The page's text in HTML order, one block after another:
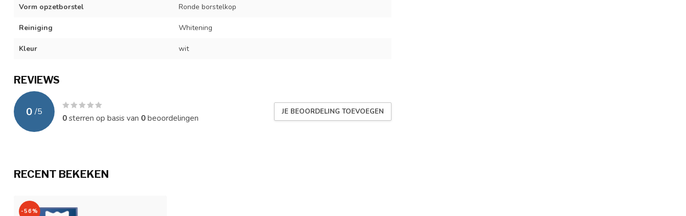
Vorm opzetborstel Ronde borstelkop
Reiniging Whitening
Kleur wit
REVIEWS
0 /5
0sterren op basis van 0beoordelingen
JE BEOORDELING TOEVOEGEN
RECENT BEKEKEN
-56%